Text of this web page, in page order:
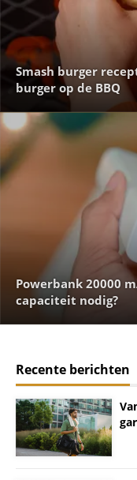
Smash burger
burger op de BBQ
Powerbank 20000
capaciteit nodig?
Recente berichten